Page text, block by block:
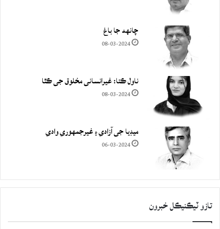
چانهه جا باغ
08-03-2024
ناول ڪتا: غيرانساني مخلوق جي ڪٿا
08-03-2024
ميڊيا جي آزادي ۽ غيرجمھوري وادي
06-03-2024
تازو ٽيڪنيڪل خبرون